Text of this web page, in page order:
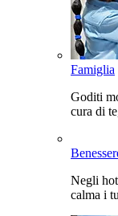
Famiglia
Goditi
cura di
Negli
calma i